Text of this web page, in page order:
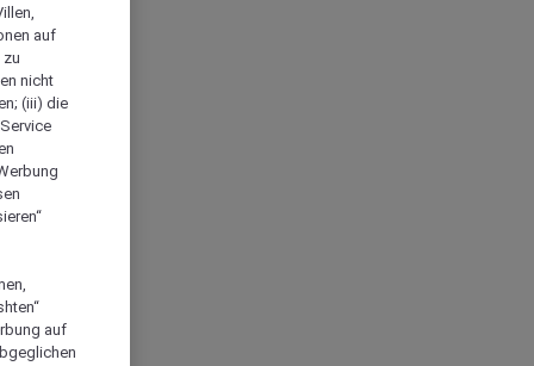
auf
zu
nicht
(iii) die
auf